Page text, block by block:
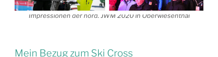
Impressionen der nord. JWM 2020 in Oberwiesenthal
Mein Bezug zum Ski Cross